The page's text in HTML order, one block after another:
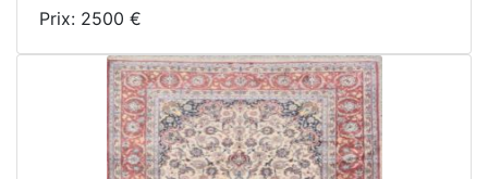
Prix: 2500 €